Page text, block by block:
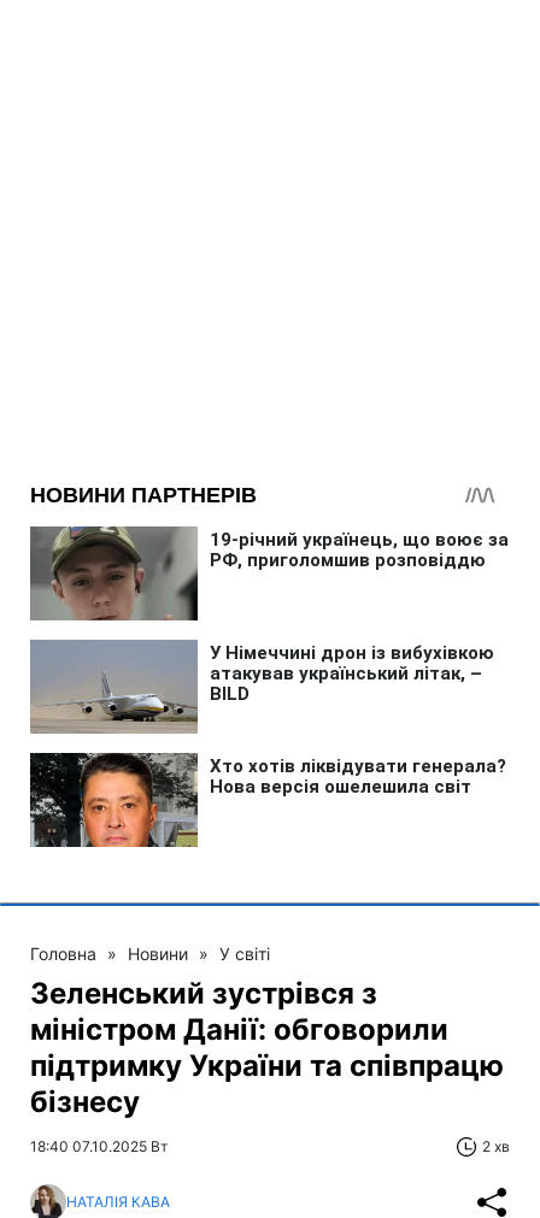
Головна » Новини » У світі
Зеленський зустрівся з
міністром Данії: обговорили
підтримку України та співпрацю
бізнесу
18:40 07.10.2025 Вт 2 хв
НАТАЛІЯ КАВА